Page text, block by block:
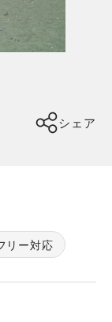
シェア
リー対応